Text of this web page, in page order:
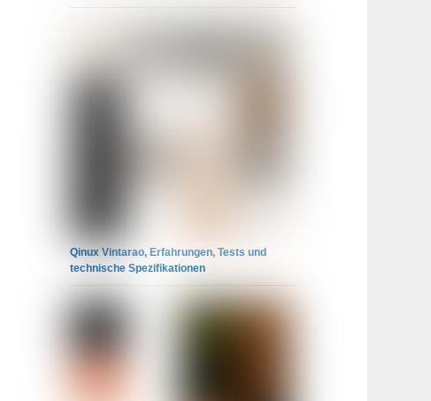
Qinux Vintarao, Erfahrungen, Tests und
technische Spezifikationen